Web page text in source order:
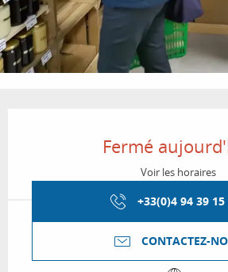
Fermé
Voir les horaires
+33(0)4 94 39 15
CONTACTEZ-